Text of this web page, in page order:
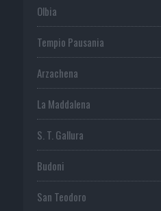
Olbia
Tempio Pausania
Arzachena
La Maddalena
S. T. Gallura
Budoni
San Teodoro